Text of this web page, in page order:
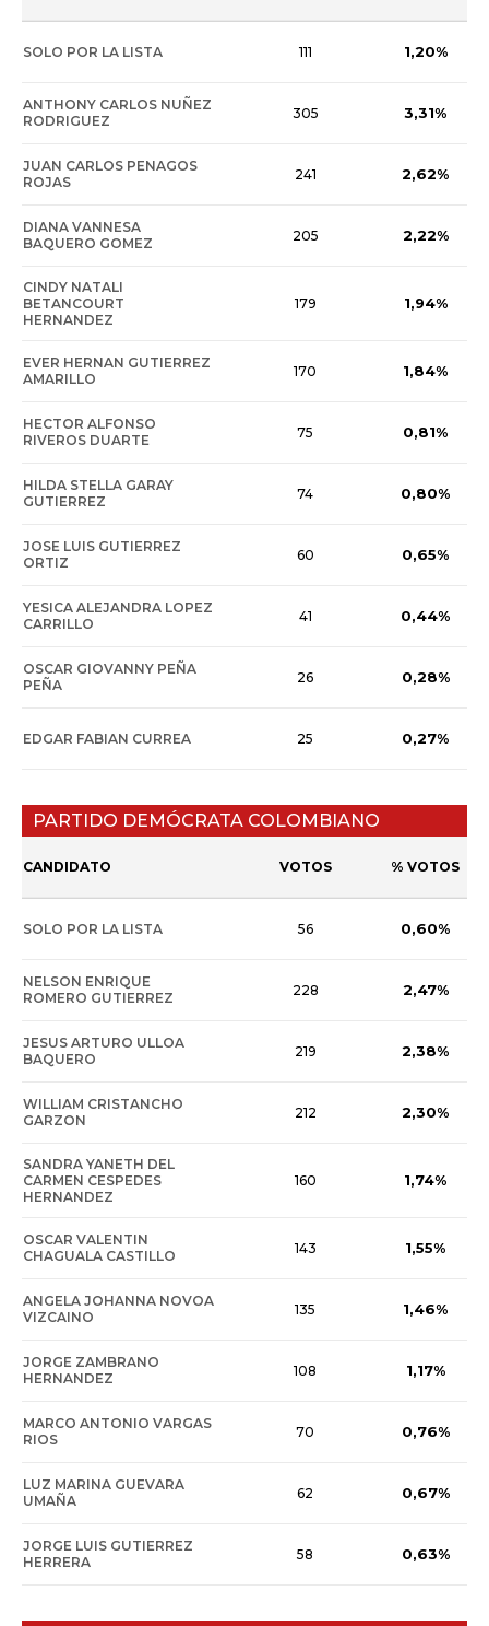
SOLO POR LA LISTA 111 1,20%
ANTHONY CARLOS NUÑEZ
RODRIGUEZ
305 3,31%
JUAN CARLOS PENAGOS
ROJAS
241 2,62%
DIANA VANNESA
BAQUERO GOMEZ
205 2,22%
CINDY NATALI
BETANCOURT
HERNANDEZ
179 1,94%
EVER HERNAN GUTIERREZ
AMARILLO
170 1,84%
HECTOR ALFONSO
RIVEROS DUARTE
75 0,81%
HILDA STELLA GARAY
GUTIERREZ
74 0,80%
JOSE LUIS GUTIERREZ
ORTIZ
60 0,65%
YESICA ALEJANDRA LOPEZ
CARRILLO
41 0,44%
OSCAR GIOVANNY PEÑA
PEÑA
26 0,28%
EDGAR FABIAN CURREA 25 0,27%
PARTIDO DEMÓCRATA COLOMBIANO
CANDIDATO VOTOS % VOTOS
SOLO POR LA LISTA 56 0,60%
NELSON ENRIQUE
ROMERO GUTIERREZ
228 2,47%
JESUS ARTURO ULLOA
BAQUERO
219 2,38%
WILLIAM CRISTANCHO
GARZON
212 2,30%
SANDRA YANETH DEL
CARMEN CESPEDES
HERNANDEZ
160 1,74%
OSCAR VALENTIN
CHAGUALA CASTILLO
143 1,55%
ANGELA JOHANNA NOVOA
VIZCAINO
135 1,46%
JORGE ZAMBRANO
HERNANDEZ
108 1,17%
MARCO ANTONIO VARGAS
RIOS
70 0,76%
LUZ MARINA GUEVARA
UMAÑA
62 0,67%
JORGE LUIS GUTIERREZ
HERRERA
58 0,63%